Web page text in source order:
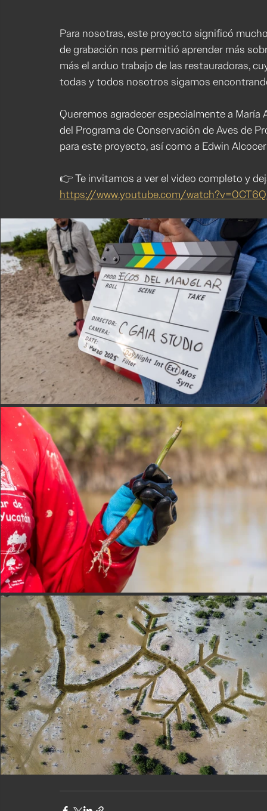
Para nosotras, este proyecto significó
de grabación nos permitió aprender más
más el arduo trabajo de las restauradoras,
todas y todos nosotros sigamos
Queremos agradecer especialmente a
del Programa de Conservación de Aves de
para este proyecto, así como a Edwin
👉 Te invitamos a ver el video completo y
https://www.youtube.com/